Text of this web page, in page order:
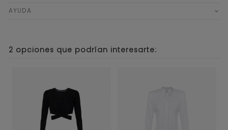
AYUDA
2 opciones que podrían interesarte: